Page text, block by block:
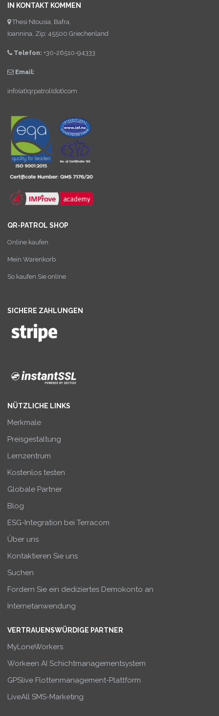
IN KONTAKT KOMMEN
Thesi Ntousia, Bafra,
Ioannina, Zip: 45500 Griechenland
Telefon: +30-26510-94333
Email:
info(at)qrpatrol(dot)com
QR-PATROL SHOP
Online kaufen
Mein Warenkorb
So kaufen Sie online
SICHERE ZAHLUNGEN
NÜTZLICHE LINKS
Merkmale
Preisgestaltung
Lernzentrum
Kostenlos testen
Globale Partner
Blog
ESG-Integration bei Terracom
Über uns
Kontaktieren Sie uns
Suchen
Fordern Sie ein dediziertes Demokonto an
Internetanwendung
VERTRAUENSWÜRDIGE PARTNER
MyLoneWorkers
Workeen AI Schichtmanagementsystem
GPSlive Flottenmanagement-Plattform
LiveAll SMS-Marketing